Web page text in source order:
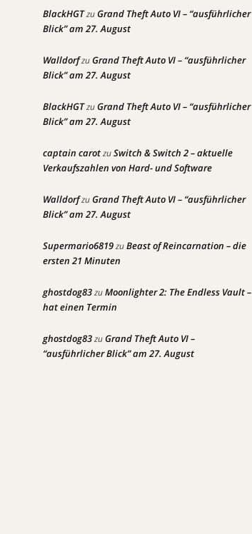
BlackHGTzuGrand Theft Auto VI – “ausführlicher
Blick” am 27. August
WalldorfzuGrand Theft Auto VI – “ausführlicher
Blick” am 27. August
BlackHGTzuGrand Theft Auto VI – “ausführlicher
Blick” am 27. August
captain carotzuSwitch & Switch 2 – aktuelle
Verkaufszahlen von Hard- und Software
WalldorfzuGrand Theft Auto VI – “ausführlicher
Blick” am 27. August
Supermario6819zuBeast of Reincarnation – die
ersten 21 Minuten
ghostdog83zuMoonlighter 2: The Endless Vault –
hat einen Termin
ghostdog83zuGrand Theft Auto VI –
“ausführlicher Blick” am 27. August